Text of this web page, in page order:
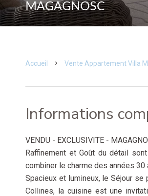
MAGAGNOSC
Accueil Vente Appartement Villa
Informations
VENDU - EXCLUSIVITE -
Raffinement et Goût du détail
combiner le charme des années 30
Spacieux et lumineux, le Séjour
Collines, la cuisine est une